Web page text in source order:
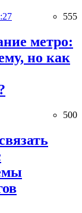
555
метро:
но как
500